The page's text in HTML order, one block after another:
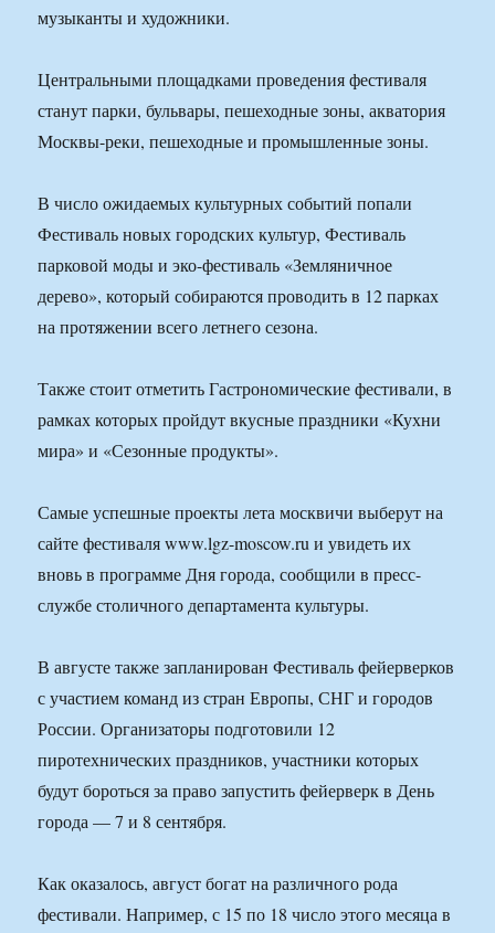
музыканты и художники.
Центральными площадками проведения фестиваля
станут парки, бульвары, пешеходные зоны, акватория
Москвы-реки, пешеходные и промышленные зоны.
В число ожидаемых культурных событий попали
Фестиваль новых городских культур, Фестиваль
парковой моды и эко-фестиваль «Земляничное
дерево», который собираются проводить в 12 парках
на протяжении всего летнего сезона.
Также стоит отметить Гастрономические фестивали, в
рамках которых пройдут вкусные праздники «Кухни
мира» и «Сезонные продукты».
Самые успешные проекты лета москвичи выберут на
сайте фестиваля www.lgz-moscow.ru и увидеть их
вновь в программе Дня города, сообщили в пресс-
службе столичного департамента культуры.
В августе также запланирован Фестиваль фейерверков
с участием команд из стран Европы, СНГ и городов
России. Организаторы подготовили 12
пиротехнических праздников, участники которых
будут бороться за право запустить фейерверк в День
города — 7 и 8 сентября.
Как оказалось, август богат на различного рода
фестивали. Например, с 15 по 18 число этого месяца в